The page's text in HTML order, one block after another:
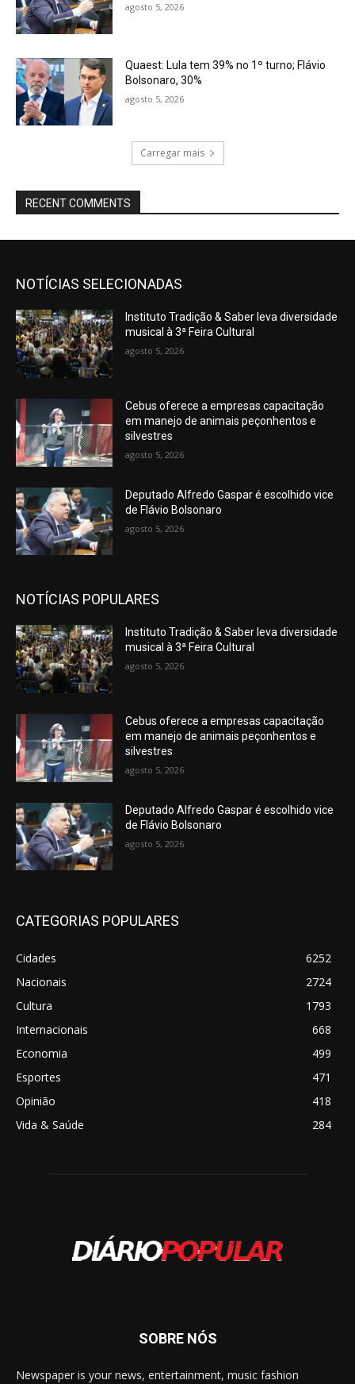
agosto 5, 2026
Quaest: Lula tem 39% no 1º turno; Flávio
Bolsonaro, 30%
agosto 5, 2026
Carregar mais
RECENT COMMENTS
NOTÍCIAS SELECIONADAS
Instituto Tradição & Saber leva diversidade
musical à 3ª Feira Cultural
agosto 5, 2026
Cebus oferece a empresas capacitação
em manejo de animais peçonhentos e
silvestres
agosto 5, 2026
Deputado Alfredo Gaspar é escolhido vice
de Flávio Bolsonaro
agosto 5, 2026
NOTÍCIAS POPULARES
Instituto Tradição & Saber leva diversidade
musical à 3ª Feira Cultural
agosto 5, 2026
Cebus oferece a empresas capacitação
em manejo de animais peçonhentos e
silvestres
agosto 5, 2026
Deputado Alfredo Gaspar é escolhido vice
de Flávio Bolsonaro
agosto 5, 2026
CATEGORIAS POPULARES
Cidades
6252
Nacionais
2724
Cultura
1793
Internacionais
668
Economia
499
Esportes
471
Opinião
418
Vida & Saúde
284
SOBRE NÓS
Newspaper is your news, entertainment, music fashion